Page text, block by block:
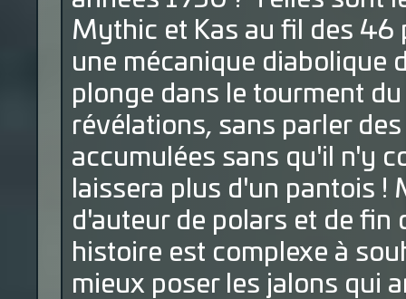
Mythic et Kas au fil des 46
une mécanique diabolique
plonge dans le tourment
révélations, sans parler
accumulées sans qu'il n'y
laissera plus d'un pantois
d'auteur de polars et de fin
histoire est complexe à
mieux poser les jalons qui